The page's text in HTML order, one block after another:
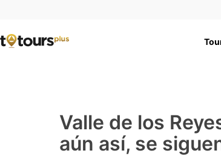
Valle de los
aún así, se